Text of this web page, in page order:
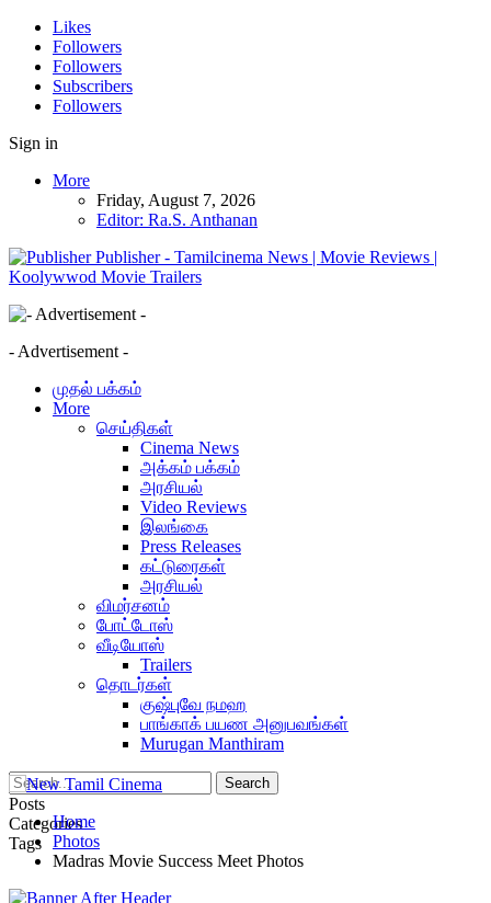
Likes
Followers
Followers
Subscribers
Followers
Sign in
More
Friday, August 7, 2026
Editor: Ra.S. Anthanan
Publisher - Tamilcinema News | Movie Reviews |
Koolywwod Movie Trailers
- Advertisement -
முதல் பக்கம்
More
செய்திகள்
Cinema News
அக்கம் பக்கம்
அரசியல்
Video Reviews
இலங்கை
Press Releases
கட்டுரைகள்
அரசியல்
விமர்சனம்
போட்டோஸ்
வீடியோஸ்
Trailers
தொடர்கள்
குஷ்புவே நமஹ
பாங்காக் பயண அனுபவங்கள்
Murugan Manthiram
Posts
Categories
Tags
Home
Photos
Madras Movie Success Meet Photos